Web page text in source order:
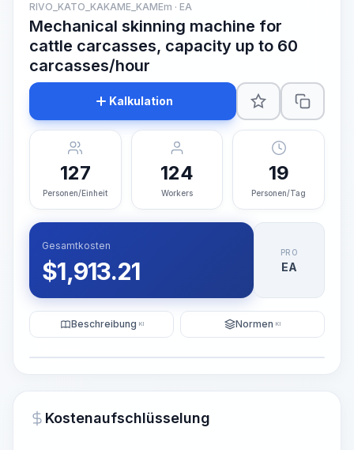
~15-30 Sek.
RIVO_KATO_KAKAME_KAMEm · EA
Mechanical skinning machine for
cattle carcasses, capacity up to 60
carcasses/hour
Kalkulation
127
Personen/Einheit
124
Workers
19
Personen/Tag
Gesamtkosten
$1,913.21
PRO
EA
Beschreibung KI Normen KI
Kostenaufschlüsselung